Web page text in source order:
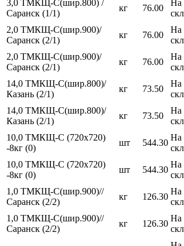
3,0 ТМКЩ-С(шир.800) /
Саранск (1/1)
кг 76.00
На
2,0 ТМКЩ-С(шир.900)/
Саранск (2/1)
кг 76.00
На
2,0 ТМКЩ-С(шир.900)/
Саранск (2/1)
кг 76.00
На
14,0 ТМКЩ-С(шир.800)/
Казань (2/1)
кг 73.50
На
14,0 ТМКЩ-С(шир.800)/
Казань (2/1)
кг 73.50
На
10,0 ТМКЩ-С (720х720)
-8кг (0)
шт 544.30
На
10,0 ТМКЩ-С (720х720)
-8кг (0)
шт 544.30
На
1,0 ТМКЩ-С(шир.900)//
Саранск (2/2)
кг 126.30
На
1,0 ТМКЩ-С(шир.900)//
Саранск (2/2)
кг 126.30
На